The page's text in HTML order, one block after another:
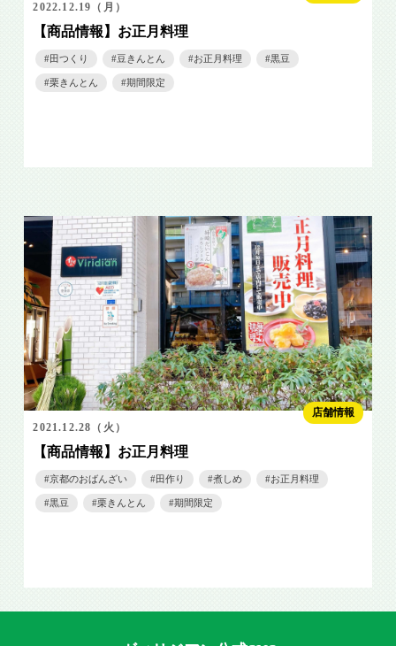
2022.12.19（月）
【商品情報】お正月料理
田つくり 豆きんとん お正月料理 黒豆
栗きんとん 期間限定
店舗情報
2021.12.28（火）
【商品情報】お正月料理
京都のおばんざい 田作り 煮しめ お正月料理
黒豆 栗きんとん 期間限定